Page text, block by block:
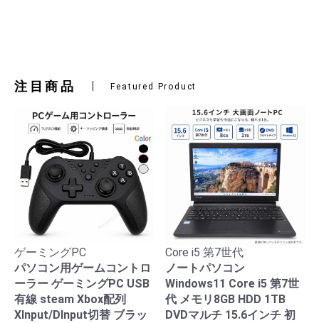
注目商品 Featured Product
ゲーミングPC
パソコン用ゲームコントロ
ーラー ゲーミングPC USB
有線 steam Xbox配列
XInput/DInput切替 ブラッ
Core i5 第7世代
ノートパソコン
Windows11 Core i5 第7世
代 メモリ8GB HDD 1TB
DVDマルチ 15.6インチ 初